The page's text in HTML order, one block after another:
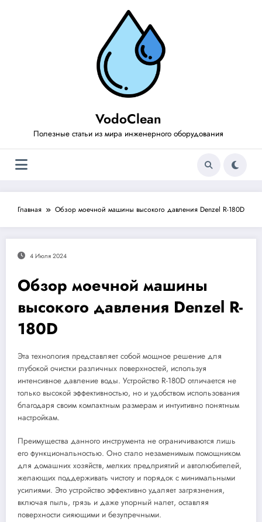
VodoClean
Полезные статьи из мира инженерного оборудования
Главная Обзор моечной машины высокого давления Denzel R-180D
4 Июля 2024
Обзор моечной машины
высокого давления Denzel R-
180D
Эта технология представляет собой мощное решение для
глубокой очистки различных поверхностей, используя
интенсивное давление воды. Устройство R-180D отличается не
только высокой эффективностью, но и удобством использования
благодаря своим компактным размерам и интуитивно понятным
настройкам.
Преимущества данного инструмента не ограничиваются лишь
его функциональностью. Оно стало незаменимым помощником
для домашних хозяйств, мелких предприятий и автолюбителей,
желающих поддерживать чистоту и порядок с минимальными
усилиями. Это устройство эффективно удаляет загрязнения,
включая пыль, грязь и даже упорный налет, оставляя
поверхности сияющими и безупречными.